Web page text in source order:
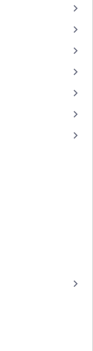
keyboard_arrow_right
keyboard_arrow_right
keyboard_arrow_right
keyboard_arrow_right
keyboard_arrow_right
keyboard_arrow_right
keyboard_arrow_right
keyboard_arrow_right